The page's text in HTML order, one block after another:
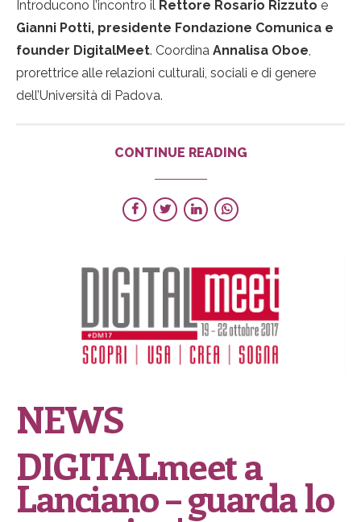
Introducono l’incontro il Rettore Rosario Rizzuto e
Gianni Potti, presidente Fondazione Comunica e
founder DigitalMeet. Coordina Annalisa Oboe,
prorettrice alle relazioni culturali, sociali e di genere
dell’Università di Padova.
CONTINUE READING
NEWS
DIGITALmeet a
Lanciano – guarda lo